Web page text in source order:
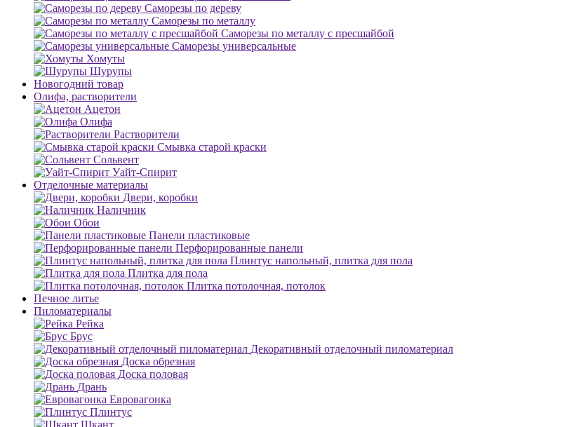
Саморезы по дереву
Саморезы по металлу
Саморезы по металлу с пресшайбой
Саморезы универсальные
Хомуты
Шурупы
Новогодний товар
Олифа, растворители
Ацетон
Олифа
Растворители
Смывка старой краски
Сольвент
Уайт-Спирит
Отделочные материалы
Двери, коробки
Наличник
Обои
Панели пластиковые
Перфорированные панели
Плинтус напольный, плитка для пола
Плитка для пола
Плитка потолочная, потолок
Печное литье
Пиломатериалы
Рейка
Брус
Декоративный отделочный пиломатериал
Доска обрезная
Доска половая
Дрань
Евровагонка
Плинтус
Шкант